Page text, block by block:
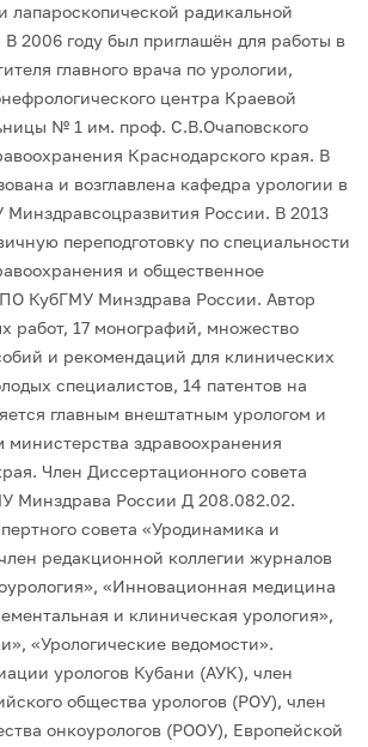
лапароскопической радикальной
В 2006 году был приглашён для работы в
главного врача по урологии,
центра Краевой
№ 1 им. проф. С.В.Очаповского
Краснодарского края. В
и возглавлена кафедра урологии в
России. В 2013
переподготовку по специальности
и общественное
КубГМУ Минздрава России. Автор
работ, 17 монографий, множество
и рекомендаций для клинических
специалистов, 14 патентов на
главным внештатным урологом и
министерства здравоохранения
Член Диссертационного совета
Минздрава России Д 208.082.02.
совета «Уродинамика и
редакционной коллегии журналов
«Инновационная медицина
и клиническая урология»,
«Урологические ведомости».
урологов Кубани (АУК), член
общества урологов (РОУ), член
онкоурологов (РООУ), Европейской